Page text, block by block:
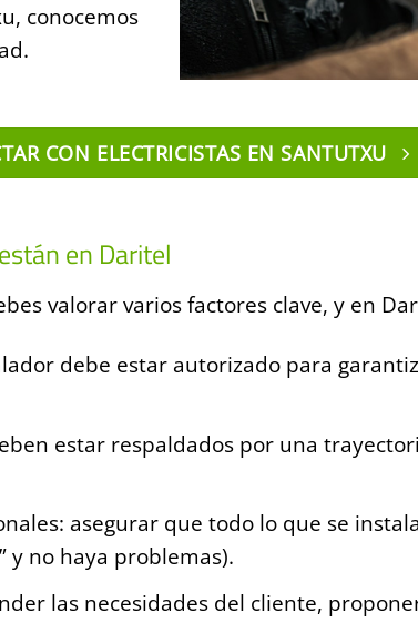
conocemos
CON ELECTRICISTAS EN SANTUTXU
en Daritel
valorar varios factores clave, y en
debe estar autorizado para
estar respaldados por una
asegurar que todo lo que se
y no haya problemas).
las necesidades del cliente,